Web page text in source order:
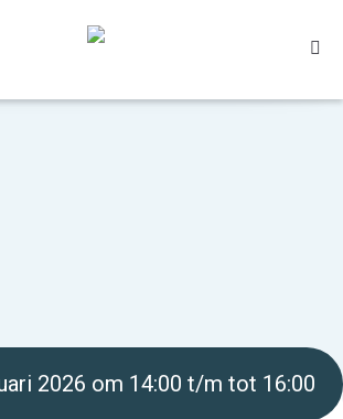
2026 om 14:00 t/m tot 16:00